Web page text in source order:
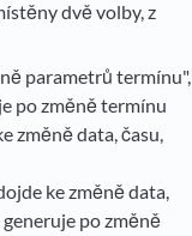
dvě volby, z
parametrů termínu",
po změně termínu
změně data, času,
ke změně data,
po změně